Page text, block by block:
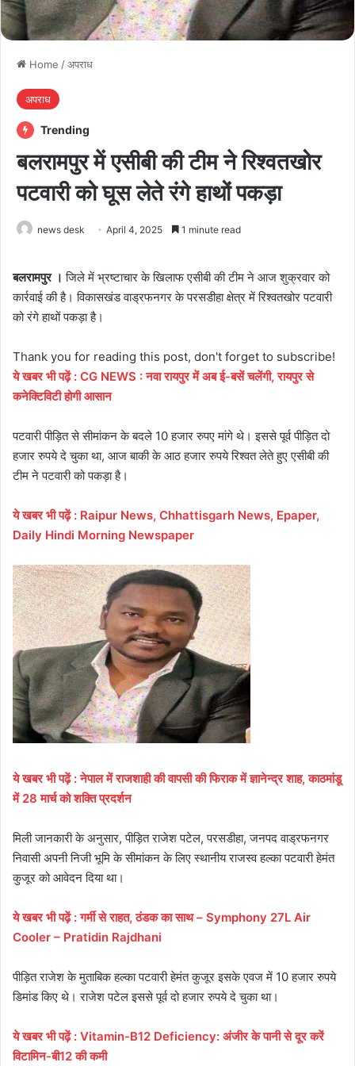
Home /अपराध
अपराध
Trending
बलरामपुर में एसीबी की टीम ने रिश्वतखोर
पटवारी को घूस लेते रंगे हाथों पकड़ा
news desk April 4, 2025 1 minute read
बलरामपुर । जिले में भ्रष्टाचार के खिलाफ एसीबी की टीम ने आज शुक्रवार को
कार्रवाई की है। विकासखंड वाड्रफनगर के परसडीहा क्षेत्र में रिश्वतखोर पटवारी
को रंगे हाथों पकड़ा है।
Thank you for reading this post, don't forget to subscribe!
ये खबर भी पढ़ें: CG NEWS : नवा रायपुर में अब ई-बसें चलेंगी, रायपुर से
कनेक्टिविटी होगी आसान
पटवारी पीड़ित से सीमांकन के बदले 10 हजार रुपए मांगे थे। इससे पूर्व पीड़ित दो
हजार रुपये दे चुका था, आज बाकी के आठ हजार रुपये रिश्वत लेते हुए एसीबी की
टीम ने पटवारी को पकड़ा है।
ये खबर भी पढ़ें: Raipur News, Chhattisgarh News, Epaper,
Daily Hindi Morning Newspaper
ये खबर भी पढ़ें:नेपाल में राजशाही की वापसी की फिराक में ज्ञानेन्द्र शाह, काठमांडू
में 28 मार्च को शक्ति प्रदर्शन
मिली जानकारी के अनुसार, पीड़ित राजेश पटेल, परसडीहा, जनपद वाड्रफनगर
निवासी अपनी निजी भूमि के सीमांकन के लिए स्थानीय राजस्व हल्का पटवारी हेमंत
कुजूर को आवेदन दिया था।
ये खबर भी पढ़ें:गर्मी से राहत, ठंडक का साथ – Symphony 27L Air
Cooler – Pratidin Rajdhani
पीड़ित राजेश के मुताबिक हल्का पटवारी हेमंत कुजूर इसके एवज में 10 हजार रुपये
डिमांड किए थे। राजेश पटेल इससे पूर्व दो हजार रुपये दे चुका था।
ये खबर भी पढ़ें: Vitamin-B12 Deficiency: अंजीर के पानी से दूर करें
विटामिन-बी12 की कमी